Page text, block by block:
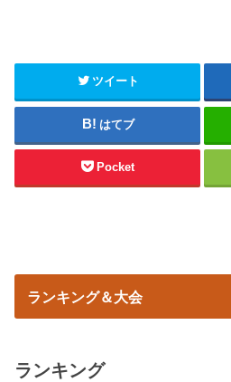
ツイート
はてブ
Pocket
ランキング＆大会
ランキング